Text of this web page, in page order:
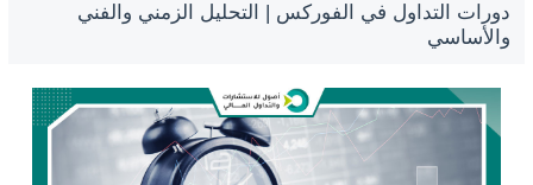
دورات التداول في الفوركس | التحليل الزمني والفني
والأساسي